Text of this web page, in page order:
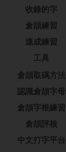
收錄的字
倉頡練習
速成練習
工具
倉頡取碼方法
認識倉頡字母
倉頡字根練習
倉頡評核
中文打字平台